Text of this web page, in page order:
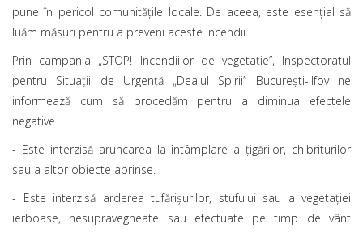
pune în pericol comunitățile locale. De aceea, este esențial să
luăm măsuri pentru a preveni aceste incendii.
Prin campania „STOP! Incendiilor de vegetație”, Inspectoratul
pentru Situații de Urgență „Dealul Spirii” Bucureşti-Ilfov ne
informează cum să procedăm pentru a diminua efectele
negative.
- Este interzisă aruncarea la întâmplare a țigărilor, chibriturilor
sau a altor obiecte aprinse.
- Este interzisă arderea tufărișurilor, stufului sau a vegetației
ierboase, nesupravegheate sau efectuate pe timp de vânt